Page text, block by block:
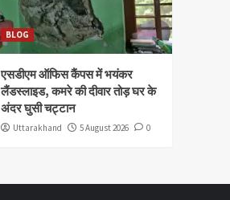
BLOG
एसडीएम ऑफिस कैंपस में भयंकर
लैंडस्लाइड, कमरे की दीवार तोड़ घर के
अंदर घुसी चट्टान
Uttarakhand 5 August 2026 0